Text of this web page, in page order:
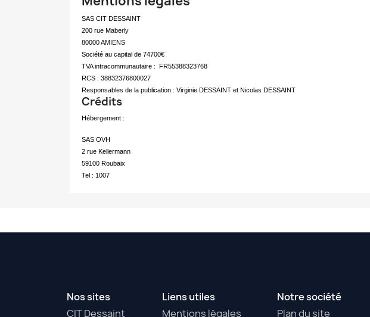
SAS CIT DESSAINT
200 rue Maberly
80000 AMIENS
Société au capital de 74700€
TVA intracommunautaire : FR55388323768
RCS : 38832376800027
Responsables de la publication : Virginie DESSAINT et Nicolas DESSAINT
Crédits
Hébergement :
SAS OVH
2 rue Kellermann
59100 Roubaix
Tel : 1007
Nos sites
CIT Dessaint
Liens utiles
Mentions légales
Notre société
Plan du site